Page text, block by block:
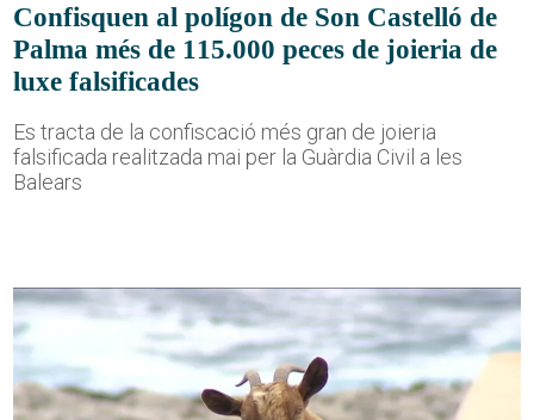
Confisquen al polígon de Son Castelló de
Palma més de 115.000 peces de joieria de
luxe falsificades
Es tracta de la confiscació més gran de joieria
falsificada realitzada mai per la Guàrdia Civil a les
Balears